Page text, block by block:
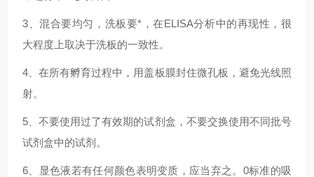
3、混合要均匀，洗板要*，在ELISA分析中的再现性，很
大程度上取决于洗板的一致性。
4、在所有孵育过程中，用盖板膜封住微孔板，避免光线照
射。
5、不要使用过了有效期的试剂盒，不要交换使用不同批号
试剂盒中的试剂。
6、显色液若有任何颜色表明变质，应当弃之。0标准的吸